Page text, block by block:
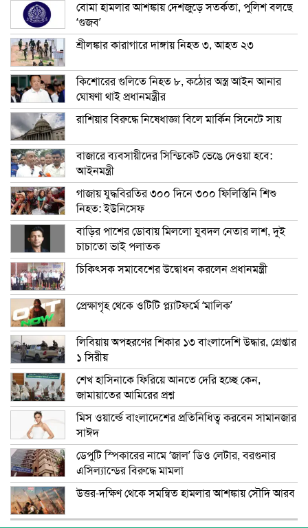
বোমা হামলার আশঙ্কায় দেশজুড়ে সতর্কতা, পুলিশ বলছে
‘গুজব’
শ্রীলঙ্কার কারাগারে দাঙ্গায় নিহত ৩, আহত ২৩
কিশোরের গুলিতে নিহত ৮, কঠোর অস্ত্র আইন আনার
ঘোষণা থাই প্রধানমন্ত্রীর
রাশিয়ার বিরুদ্ধে নিষেধাজ্ঞা বিলে মার্কিন সিনেটে সায়
বাজারে ব্যবসায়ীদের সিন্ডিকেট ভেঙে দেওয়া হবে:
আইনমন্ত্রী
গাজায় যুদ্ধবিরতির ৩০০ দিনে ৩০০ ফিলিস্তিনি শিশু
নিহত: ইউনিসেফ
বাড়ির পাশের ডোবায় মিললো যুবদল নেতার লাশ, দুই
চাচাতো ভাই পলাতক
চিকিৎসক সমাবেশের উদ্বোধন করলেন প্রধানমন্ত্রী
প্রেক্ষাগৃহ থেকে ওটিটি প্ল্যাটফর্মে ‘মালিক’
লিবিয়ায় অপহরণের শিকার ১৩ বাংলাদেশি উদ্ধার, গ্রেপ্তার
১ সিরীয়
শেখ হাসিনাকে ফিরিয়ে আনতে দেরি হচ্ছে কেন,
জামায়াতের আমিরের প্রশ্ন
মিস ওয়ার্ল্ডে বাংলাদেশের প্রতিনিধিত্ব করবেন সামানজার
সাঈদ
ডেপুটি স্পিকারের নামে ‘জাল’ ডিও লেটার, বরগুনার
এসিল্যান্ডের বিরুদ্ধে মামলা
উত্তর-দক্ষিণ থেকে সমন্বিত হামলার আশঙ্কায় সৌদি আরব